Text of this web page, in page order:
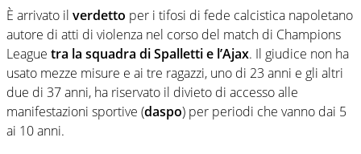
È arrivato il verdetto per i tifosi di fede calcistica napoletano
autore di atti di violenza nel corso del match di Champions
League tra la squadra di Spalletti e l’Ajax. Il giudice non ha
usato mezze misure e ai tre ragazzi, uno di 23 anni e gli altri
due di 37 anni, ha riservato il divieto di accesso alle
manifestazioni sportive (daspo) per periodi che vanno dai 5
ai 10 anni.